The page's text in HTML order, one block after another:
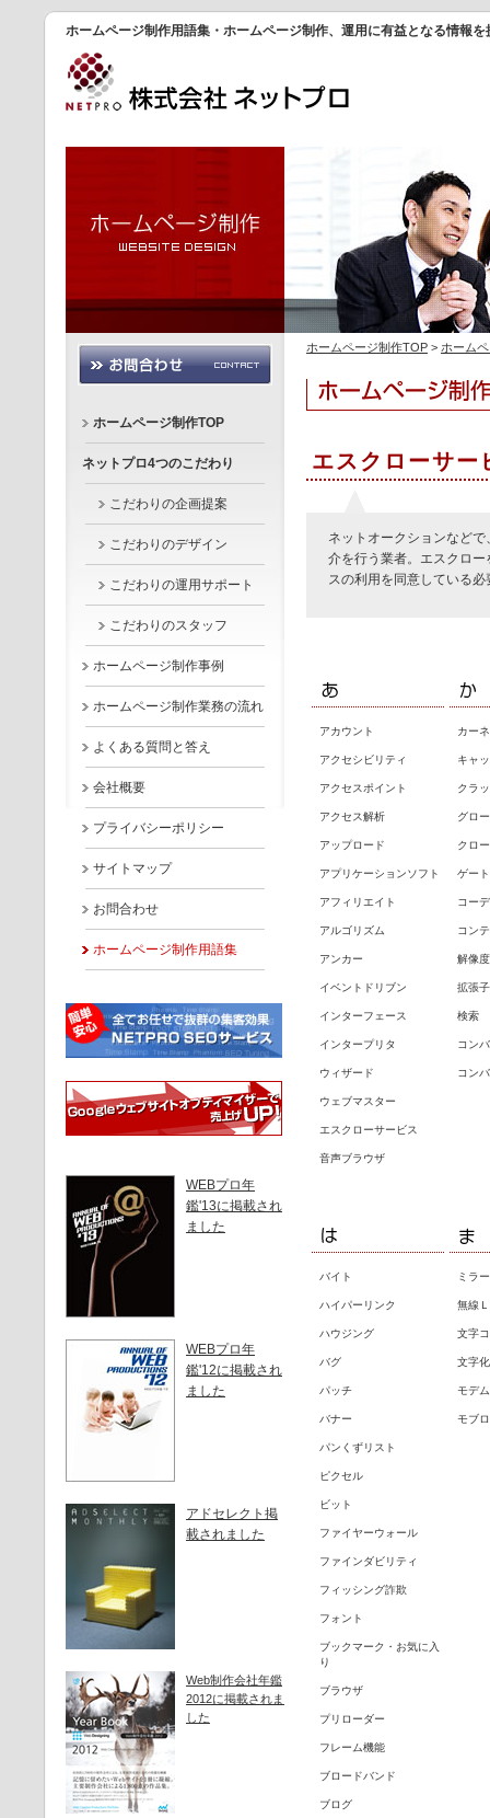
ホームページ制作用語集・ホームページ制作、運用に有益となる情報
ホームページ制作TOP
ネットプロ4つのこだわり
こだわりの企画提案
こだわりのデザイン
こだわりの運用サポート
こだわりのスタッフ
ホームページ制作事例
ホームページ制作業務の流れ
よくある質問と答え
会社概要
プライバシーポリシー
サイトマップ
お問合わせ
ホームページ制作用語集
WEBプロ年
鑑'13に掲載され
ました
WEBプロ年
鑑'12に掲載され
ました
アドセレクト掲
載されました
Web制作会社年鑑
2012に掲載されま
した
ホームページ制作TOP > ホーム
エスクローサー
ネットオークションなど
介を行う業者。エスクロ
スの利用を同意している必
アカウント
アクセシビリティ
アクセスポイント
アクセス解析
アップロード
アプリケーションソフト
アフィリエイト
アルゴリズム
アンカー
イベントドリブン
インターフェース
インタープリタ
ウィザード
ウェブマスター
エスクローサービス
音声ブラウザ
カー
キャ
クラ
グロ
クロ
ゲー
コー
コン
解像度
拡張子
検索
コン
コン
バイト
ハイパーリンク
ハウジング
バグ
パッチ
バナー
パンくずリスト
ピクセル
ビット
ファイヤーウォール
ファインダビリティ
フィッシング詐欺
フォント
ブックマーク・お気に入
り
ブラウザ
プリローダー
フレーム機能
ブロードバンド
ブログ
ミラ
無線
文字
文字
モデム
モブ